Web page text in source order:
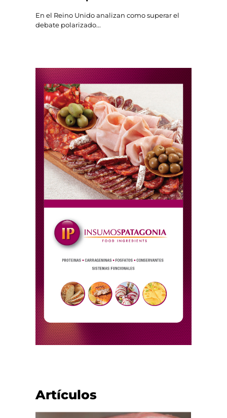
En el Reino Unido analizan como superar el
debate polarizado...
Artículos